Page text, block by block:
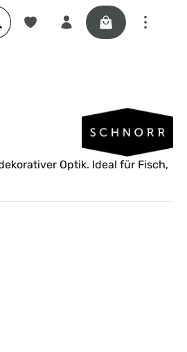
Du hast 0 Produkte auf dem
Warenkorb
Optik. Ideal für Fisch,